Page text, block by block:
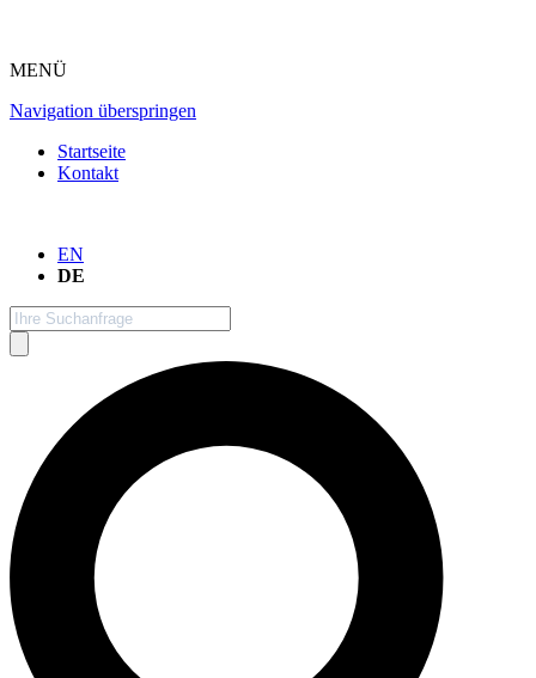
MENÜ
Navigation überspringen
Startseite
Kontakt
EN
DE